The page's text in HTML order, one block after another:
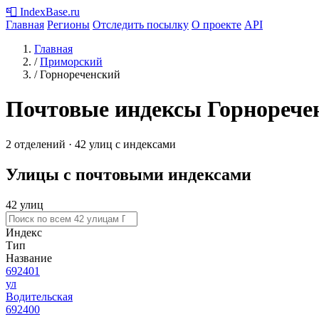
📮 IndexBase.ru
Главная Регионы Отследить посылку О проекте API
Главная
/ Приморский
/ Горнореченский
Почтовые индексы
2 отделений · 42 улиц с индексами
Улицы с почтовыми индексами
42 улиц
Индекс
Тип
Название
692401
ул
Водительская
692400